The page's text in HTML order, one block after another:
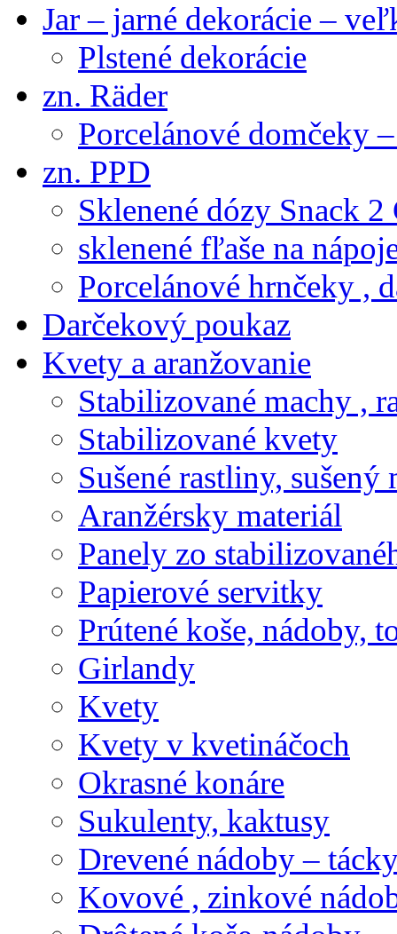
Jar – jarné dekorácie –
Plstené dekorácie
zn. Räder
Porcelánové domčeky
zn. PPD
Sklenené dózy Snack 2
sklenené fľaše na
Porcelánové hrnčeky ,
Darčekový poukaz
Kvety a aranžovanie
Stabilizované machy ,
Stabilizované kvety
Sušené rastliny,
Aranžérsky materiál
Panely zo
Papierové servitky
Prútené koše, nádoby,
Girlandy
Kvety
Kvety v kvetináčoch
Okrasné konáre
Sukulenty, kaktusy
Drevené nádoby –
Kovové , zinkové